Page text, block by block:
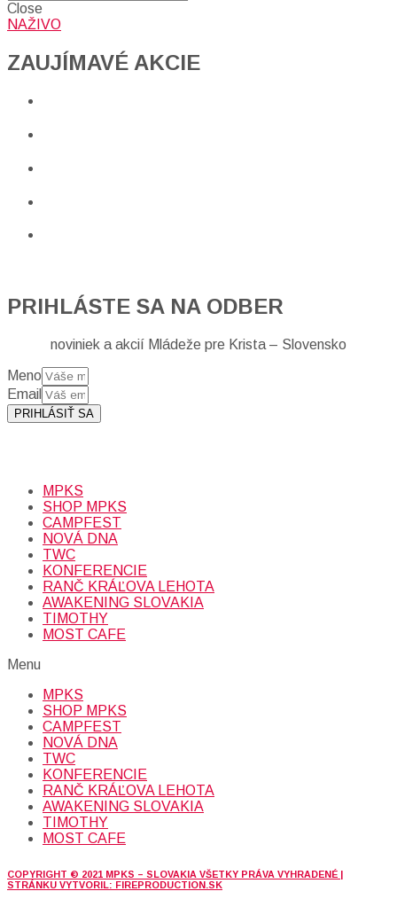
Close
NAŽIVO
ZAUJÍMAVÉ AKCIE​
PRIHLÁSTE SA NA ODBER
noviniek a akcií Mládeže pre Krista – Slovensko
Meno
Email
PRIHLÁSIŤ SA
MPKS
SHOP MPKS
CAMPFEST
NOVÁ DNA
TWC
KONFERENCIE
RANČ KRÁĽOVA LEHOTA
AWAKENING SLOVAKIA
TIMOTHY
MOST CAFE
Menu
MPKS
SHOP MPKS
CAMPFEST
NOVÁ DNA
TWC
KONFERENCIE
RANČ KRÁĽOVA LEHOTA
AWAKENING SLOVAKIA
TIMOTHY
MOST CAFE
COPYRIGHT © 2021 MPKS – SLOVAKIA VŠETKY PRÁVA VYHRADENÉ |
STRÁNKU VYTVORIL: FIREPRODUCTION.SK